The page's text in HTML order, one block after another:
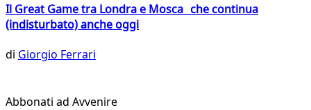
Il Great Game tra Londra e Mosca che continua
(indisturbato) anche oggi
di Giorgio Ferrari
Abbonati ad Avvenire